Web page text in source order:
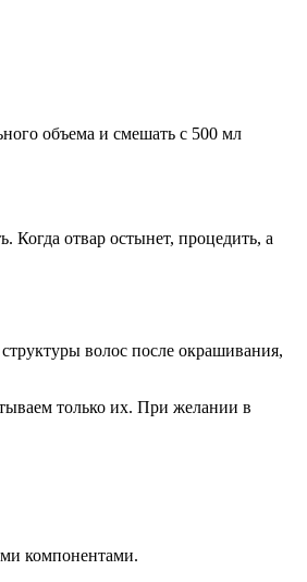
объема и смешать с 500 мл
Когда отвар остынет, процедить, а
волос после окрашивания,
только их. При желании в
компонентами.